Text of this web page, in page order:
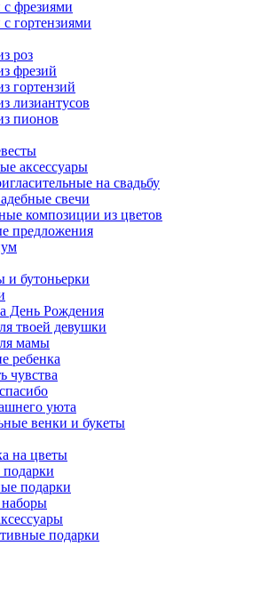
фрезиями
гортензиями
роз
фрезий
гортензий
лизиантусов
пионов
аксессуары
на свадьбу
свечи
композиции из цветов
предложения
и бутоньерки
День Рождения
твоей девушки
мамы
ребенка
чувства
уюта
венки и букеты
на цветы
подарки
подарки